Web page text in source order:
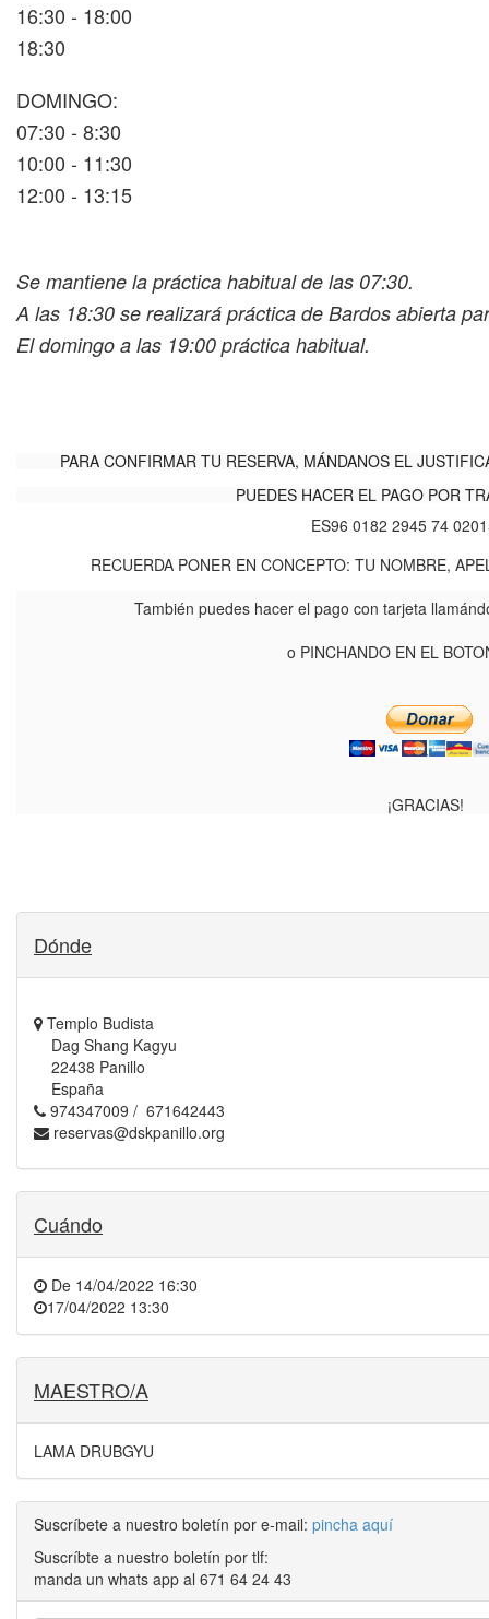
16:30 - 18:00
18:30
DOMINGO:
07:30 - 8:30
10:00 - 11:30
12:00 - 13:15
Se mantiene la práctica habitual de las 07:30.
A las 18:30 se realizará práctica de Bardos abierta
El domingo a las 19:00 práctica habitual.
PARA CONFIRMAR TU RESERVA, MÁNDANOS EL
PUEDES HACER EL PAGO POR
ES96 0182 2945 74
RECUERDA PONER EN CONCEPTO: TU NOMBRE,
También puedes hacer el pago con tarjeta
o PINCHANDO EN EL
¡GRACIAS!
Dónde
Templo Budista
Dag Shang Kagyu
22438 Panillo
España
974347009 / 671642443
reservas@dskpanillo.org
Cuándo
De 14/04/2022 16:30
17/04/2022 13:30
MAESTRO/A
LAMA DRUBGYU
Suscríbete a nuestro boletín por e-mail: pincha aquí
Suscríbte a nuestro boletín por tlf:
manda un whats app al 671 64 24 43